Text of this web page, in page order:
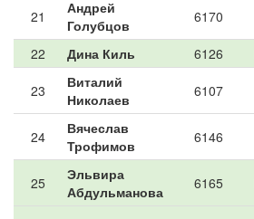
21
Андрей
Голубцов
6170
22 Дина Киль 6126
23
Виталий
Николаев
6107
24
Вячеслав
Трофимов
6146
25
Эльвира
Абдульманова
6165